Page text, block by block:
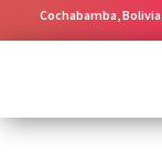
Cochabamba,